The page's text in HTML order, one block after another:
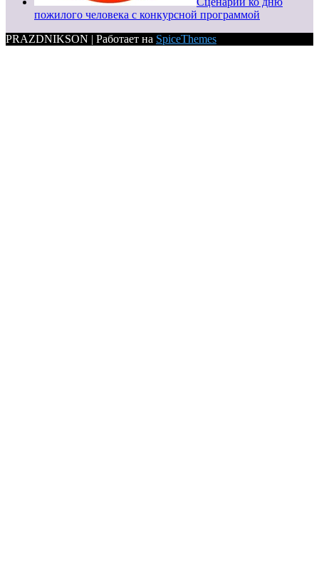
пожилого человека с конкурсной программой
PRAZDNIKSON | Работает на SpiceThemes